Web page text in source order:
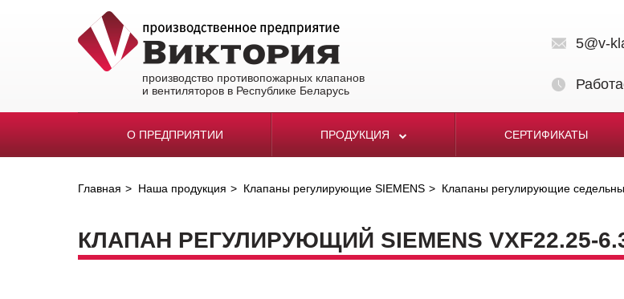
производство противопожарных клапанов
и вентиляторов в Республике Беларусь
5@v-
О ПРЕДПРИЯТИИ ПРОДУКЦИЯ СЕРТИФИКАТЫ
Главная Наша продукция Клапаны регулирующие SIEMENS Клапаны регулирующие
КЛАПАН РЕГУЛИРУЮЩИЙ SIEMENS VXF22.25-